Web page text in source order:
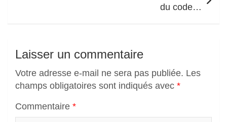
du code…
Laisser un commentaire
Votre adresse e-mail ne sera pas publiée. Les
champs obligatoires sont indiqués avec *
Commentaire *